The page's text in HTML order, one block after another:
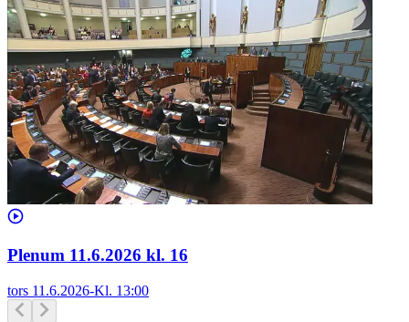
Plenum 11.6.2026 kl. 16
tors 11.6.2026-Kl. 13:00